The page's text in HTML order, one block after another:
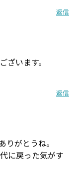
返信
います。
返信
がとうね。
に戻った気がす